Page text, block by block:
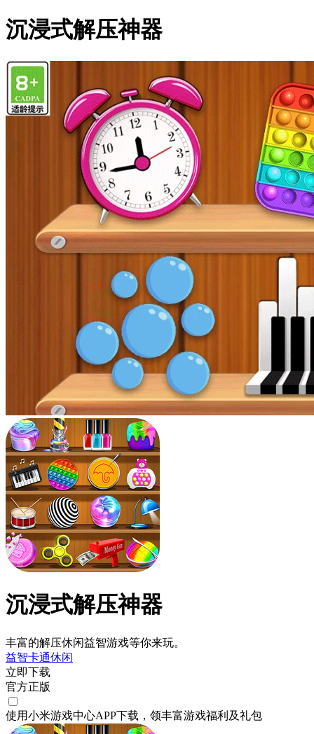
沉浸式解压神器
沉浸式解压神器
丰富的解压休闲益智游戏等你来玩。
益智卡通休闲
立即下载
官方正版
使用小米游戏中心APP下载 ，领丰富游戏福利 及礼包